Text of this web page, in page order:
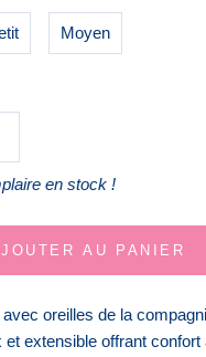
Moyen
en stock !
AU PANIER
oreilles de la
et extensible offrant confort